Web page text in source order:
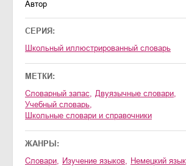
Автор
СЕРИЯ:
Школьный иллюстрированный словарь
МЕТКИ:
словарный запас
двуязычные словари
учебный словарь
школьные словари и справочники
ЖАНРЫ:
словари
изучение языков немецкий язык